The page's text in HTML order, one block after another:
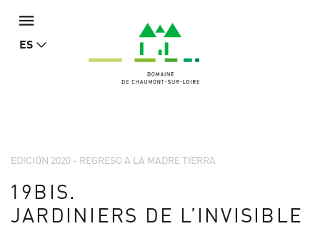
ES
EDICIÓN 2020 - REGRESO A LA MADRE TIERRA
19BIS.
JARDINIERS DE L’INVISIBLE